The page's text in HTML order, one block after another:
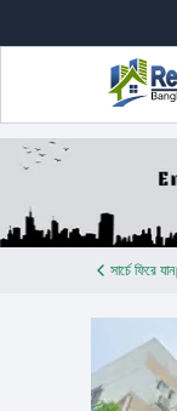
সার্চে ফিরে যান